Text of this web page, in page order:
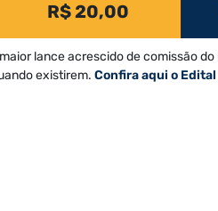
R$ 20,00
lance acrescido de comissão
existirem. Confira aqui o Edital